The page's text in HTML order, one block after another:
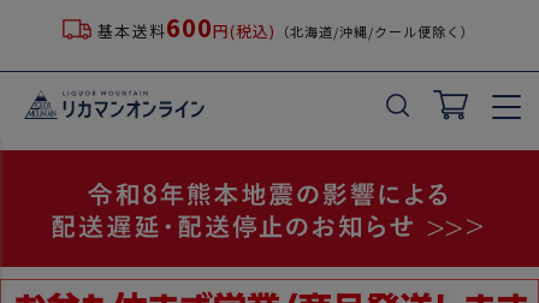
基本送料600円(税込) （北海道/沖縄/クール便除く）